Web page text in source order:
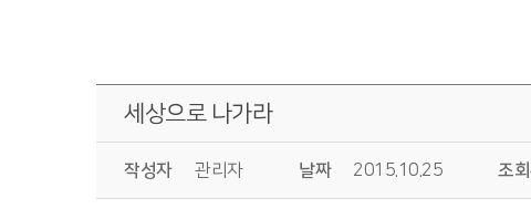
세상으로 나가라
작성자 관리자 날짜 2015.10.25 조